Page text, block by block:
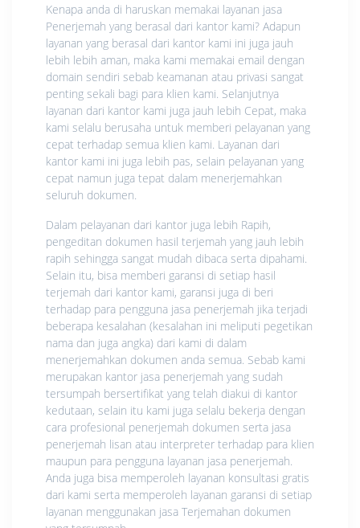
Kenapa anda di haruskan memakai layanan jasa
Penerjemah yang berasal dari kantor kami? Adapun
layanan yang berasal dari kantor kami ini juga jauh
lebih lebih aman, maka kami memakai email dengan
domain sendiri sebab keamanan atau privasi sangat
penting sekali bagi para klien kami. Selanjutnya
layanan dari kantor kami juga jauh lebih Cepat, maka
kami selalu berusaha untuk memberi pelayanan yang
cepat terhadap semua klien kami. Layanan dari
kantor kami ini juga lebih pas, selain pelayanan yang
cepat namun juga tepat dalam menerjemahkan
seluruh dokumen.
Dalam pelayanan dari kantor juga lebih Rapih,
pengeditan dokumen hasil terjemah yang jauh lebih
rapih sehingga sangat mudah dibaca serta dipahami.
Selain itu, bisa memberi garansi di setiap hasil
terjemah dari kantor kami, garansi juga di beri
terhadap para pengguna jasa penerjemah jika terjadi
beberapa kesalahan (kesalahan ini meliputi pegetikan
nama dan juga angka) dari kami di dalam
menerjemahkan dokumen anda semua. Sebab kami
merupakan kantor jasa penerjemah yang sudah
tersumpah bersertifikat yang telah diakui di kantor
kedutaan, selain itu kami juga selalu bekerja dengan
cara profesional penerjemah dokumen serta jasa
penerjemah lisan atau interpreter terhadap para klien
maupun para pengguna layanan jasa penerjemah.
Anda juga bisa memperoleh layanan konsultasi gratis
dari kami serta memperoleh layanan garansi di setiap
layanan menggunakan jasa Terjemahan dokumen